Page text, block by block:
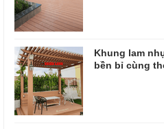
Khung lam
bền bỉ cùng